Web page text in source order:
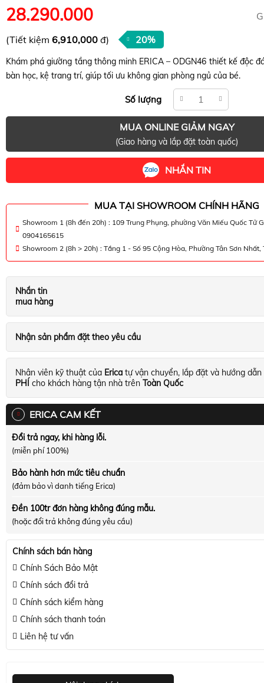
28.290.000
(Tiết kiệm 6,910,000 đ) 20%
Khám phá giường tầng thông minh ERICA – ODGN46 thiết kế độc
bàn học, kệ trang trí, giúp tối ưu không gian phòng ngủ của bé.
Số lượng
MUA ONLINE GIẢM NGAY
(Giao hàng và lắp đặt toàn quốc)
NHẮN TIN
MUA TẠI SHOWROOM CHÍNH HÃNG
Showroom 1 (8h đến 20h) : 109 Trung Phụng, phường Văn Miếu Quốc Tử
0904165615
Showroom 2 (8h > 20h) : Tầng 1 - Số 95 Cộng Hòa, Phường Tân Sơn Nhất,
Nhắn tin
mua hàng
Nhận sản phẩm đặt theo yêu cầu
Nhân viên kỹ thuật của Erica tự vận chuyển, lắp đặt và hướng dẫn
PHÍ cho khách hàng tận nhà trên Toàn Quốc
ERICA CAM KẾT
Đổi trả ngay, khi hàng lỗi.
(miễn phí 100%)
Bảo hành hơn mức tiêu chuẩn
(đảm bảo vì danh tiếng Erica)
Đền 100tr đơn hàng không đúng mẫu.
(hoặc đổi trả không đúng yêu cầu)
Chính sách bán hàng
Chính Sách Bảo Mật
Chính sách đổi trả
Chính sách kiểm hàng
Chính sách thanh toán
Liên hệ tư vấn